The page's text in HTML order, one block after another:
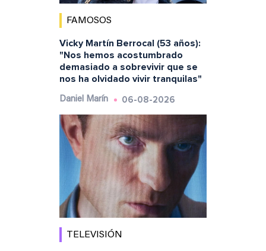
FAMOSOS
Vicky Martín Berrocal (53 años):
"Nos hemos acostumbrado
demasiado a sobrevivir que se
nos ha olvidado vivir tranquilas"
Daniel Marín 06-08-2026
TELEVISIÓN